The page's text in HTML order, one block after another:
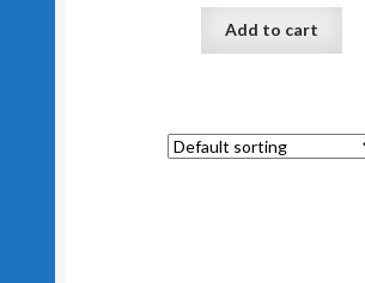
Add to cart